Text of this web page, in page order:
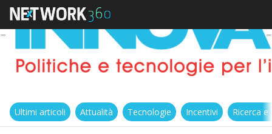
Ultimi articoli Attualità Tecnologie Incentivi Ricerca